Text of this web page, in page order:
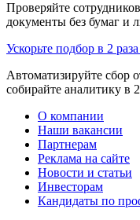
Проверяйте
документы без бумаг и
Ускорьте подбор в 2
Автоматизируйте сбор
собирайте аналитику в
О компании
Наши вакансии
Партнерам
Реклама на сайте
Новости и статьи
Инвесторам
Кандидаты по